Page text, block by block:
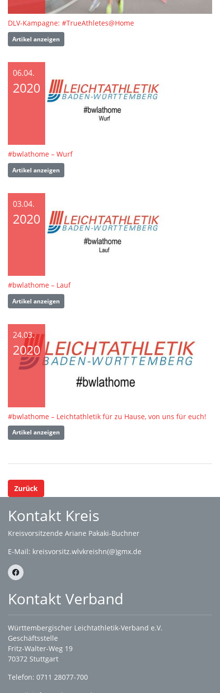
DLV-Kampagne: #TrueAthletes@Home
Artikel anzeigen
06.04.
2020
#bwlathome – Wurf
Artikel anzeigen
03.04.
2020
#bwlathome – Lauf
Artikel anzeigen
24.03.
2020
#bwlathome – Leichtathletik für zu Hause, von uns für euch!
Artikel anzeigen
Zurück
Kontakt Kreis
Kreisvorsitzende Ariane Pakaki-Buchner
E-Mail: kreisvorsitz.wlvkreishn(@)gmx.de
Kontakt Verband
Württembergischer Leichtathletik-Verband e.V.
Geschäftsstelle
Fritz-Walter-Weg 19
70372 Stuttgart
Telefon: 0711 28077-700